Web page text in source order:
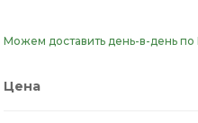
Можем доставить день-в-день по
Цена